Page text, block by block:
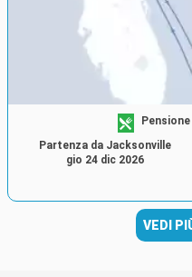
Partenza da Jacksonville
gio 24 dic 2026
VEDI